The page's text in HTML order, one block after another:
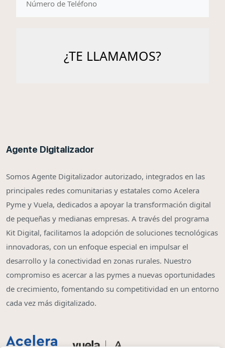
Agente Digitalizador
Somos Agente Digitalizador autorizado, integrados en las
principales redes comunitarias y estatales como Acelera
Pyme y Vuela, dedicados a apoyar la transformación digital
de pequeñas y medianas empresas. A través del programa
Kit Digital, facilitamos la adopción de soluciones tecnológicas
innovadoras, con un enfoque especial en impulsar el
desarrollo y la conectividad en zonas rurales. Nuestro
compromiso es acercar a las pymes a nuevas oportunidades
de crecimiento, fomentando su competitividad en un entorno
cada vez más digitalizado.